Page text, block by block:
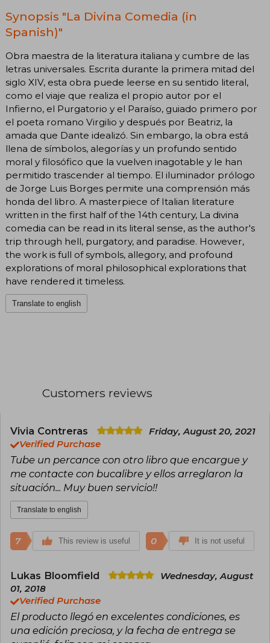
Synopsis "La Divina Comedia (in
Spanish)"
Obra maestra de la literatura italiana y cumbre de las
letras universales. Escrita durante la primera mitad del
siglo XIV, esta obra puede leerse en su sentido literal,
como el viaje que realiza el propio autor por el
Infierno, el Purgatorio y el Paraíso, guiado primero por
el poeta romano Virgilio y después por Beatriz, la
amada que Dante idealizó. Sin embargo, la obra está
llena de símbolos, alegorías y un profundo sentido
moral y filosófico que la vuelven inagotable y le han
permitido trascender al tiempo. El iluminador prólogo
de Jorge Luis Borges permite una comprensión más
honda del libro. A masterpiece of Italian literature
written in the first half of the 14th century, La divina
comedia can be read in its literal sense, as the author's
trip through hell, purgatory, and paradise. However,
the work is full of symbols, allegory, and profound
explorations of moral philosophical explorations that
have rendered it timeless.
Translate to english
Customers reviews
Vivia Contreras
Friday, August 20, 2021
Verified Purchase
Tube un percance con otro libro que encargue y
me contacte con bucalibre y ellos arreglaron la
situación... Muy buen servicio!!
Translate to english
7 This review is useful 0 It is not useful
Lukas Bloomfield
Wednesday, August
01, 2018
Verified Purchase
El producto llegó en excelentes condiciones, es
una edición preciosa, y la fecha de entrega se